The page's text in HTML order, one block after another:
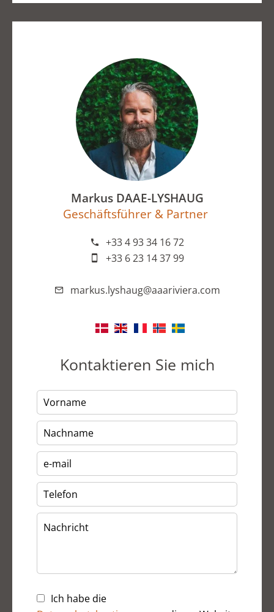
Markus DAAE-LYSHAUG
Geschäftsführer & Partner
+33 4 93 34 16 72
+33 6 23 14 37 99
markus.lyshaug@aaariviera.com
Kontaktieren Sie mich
Ich habe die